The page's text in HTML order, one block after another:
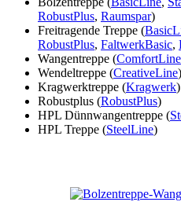
RobustPlus, Raumspar)
Freitragende Treppe (
RobustPlus, FaltwerkBasic,
Wangentreppe (ComfortLine
Wendeltreppe (CreativeLine)
Kragwerktreppe (Kragwerk)
Robustplus (RobustPlus)
HPL Dünnwangentreppe (
HPL Treppe (SteelLine)